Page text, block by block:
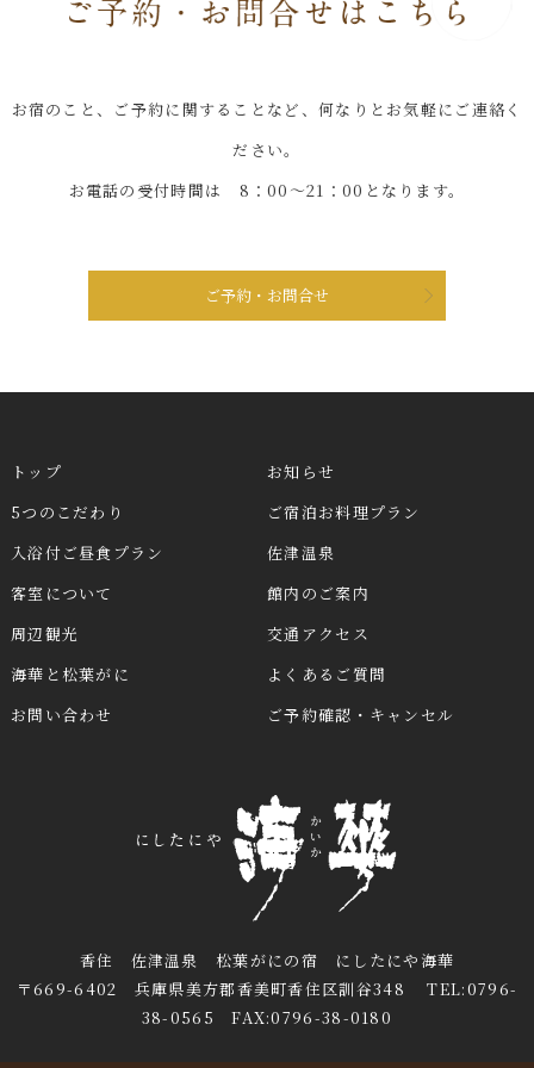
お宿のこと、ご予約に関することなど、何なりとお気軽にご連絡く
ださい。
お電話の受付時間は 8：00～21：00となります。
ご予約・お問合せ
トップ
お知らせ
5つのこだわり
ご宿泊お料理プラン
入浴付ご昼食プラン
佐津温泉
客室について
館内のご案内
周辺観光
交通アクセス
海華と松葉がに
よくあるご質問
お問い合わせ
ご予約確認・キャンセル
香住 佐津温泉 松葉がにの宿 にしたにや海華
〒669-6402 兵庫県美方郡香美町香住区訓谷348 TEL:0796-
38-0565 FAX:0796-38-0180